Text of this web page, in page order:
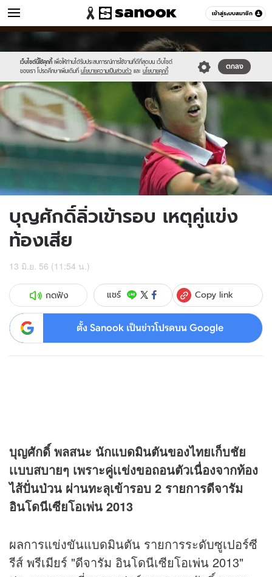
เข้าสู่ระบบสมาชิก
ข่าว หมวดอื่นๆ
เว็บไซต์นี้ใช้คุกกี้ เพื่อให้ท่านได้รับประสบการณ์การใช้งานที่ดีที่สุดบน เว็บไซต์
ของเรา โปรดศึกษาเพิ่มเติมที่ นโยบายความเป็นส่วนตัว และ นโยบายคุกกี้
ตกลง
Sanook
//s.isanook.com/sr/0/images/logo-
new-
sanook.png
//s.isanook.com/ns/0/ud/238/1191245/7.jpg
บุญศักดิ์ลิ่วเข้ารอบ เหตุคู่แข่ง
ท้องเสีย
13 มิ.ย. 56 (11:54 น.)
กดฟัง แชร์ Copy link
ตั้ง Sanook เป็นข่าวโปรดบน Google
บุญศักดิ์ พลสนะ นักแบดมินตันของไทยเก็บชัย
เเบบสบายๆ เพราะคู่เเข่งขอถอนตัวเนื่องจากท้อง
ไส้ปั่นป่วน ผ่านทะลุเข้ารอบ 2 รายการดีจารัม
อินโดนีเซียโอเพ่น 2013
ผลการแข่งขันแบดมินตัน รายการระดับซูเปอร์ซี
รีส์ พรีเมียร์ "ดีจารัม อินโดนีเซียโอเพ่น 2013"